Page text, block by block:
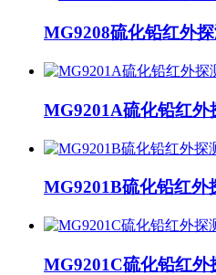
MG9208硫化铅红外
MG9201A硫化铅红外
MG9201B硫化铅红外
MG9201C硫化铅红外